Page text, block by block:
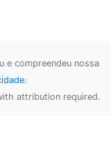
e compreendeu nossa
.
attribution required.